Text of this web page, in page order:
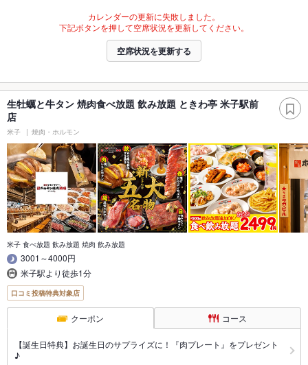
カレンダーの更新に失敗しました。
下記ボタンを押して空席状況を更新してください。
空席状況を更新する
生牡蠣と牛タン 焼肉食べ放題 飲み放題 ときわ亭 米子駅前
店
米子 焼肉・ホルモン
米子 食べ放題 飲み放題 焼肉 飲み放題
3001～4000円
米子駅より徒歩1分
口コミ投稿特典対象店
クーポン コース
【誕生日特典】お誕生日のサプライズに！『肉プレート』をプレゼント
♪